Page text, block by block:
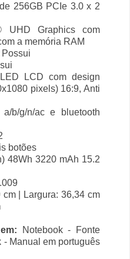
256GB PCIe 3.0 x 2
UHD Graphics com
a memória RAM
Possui
LCD com design
pixels) 16:9, Anti
a/b/g/n/ac e bluetooth
botões
48Wh 3220 mAh 15.2
cm | Largura: 36,34 cm
Notebook - Fonte
Manual em português